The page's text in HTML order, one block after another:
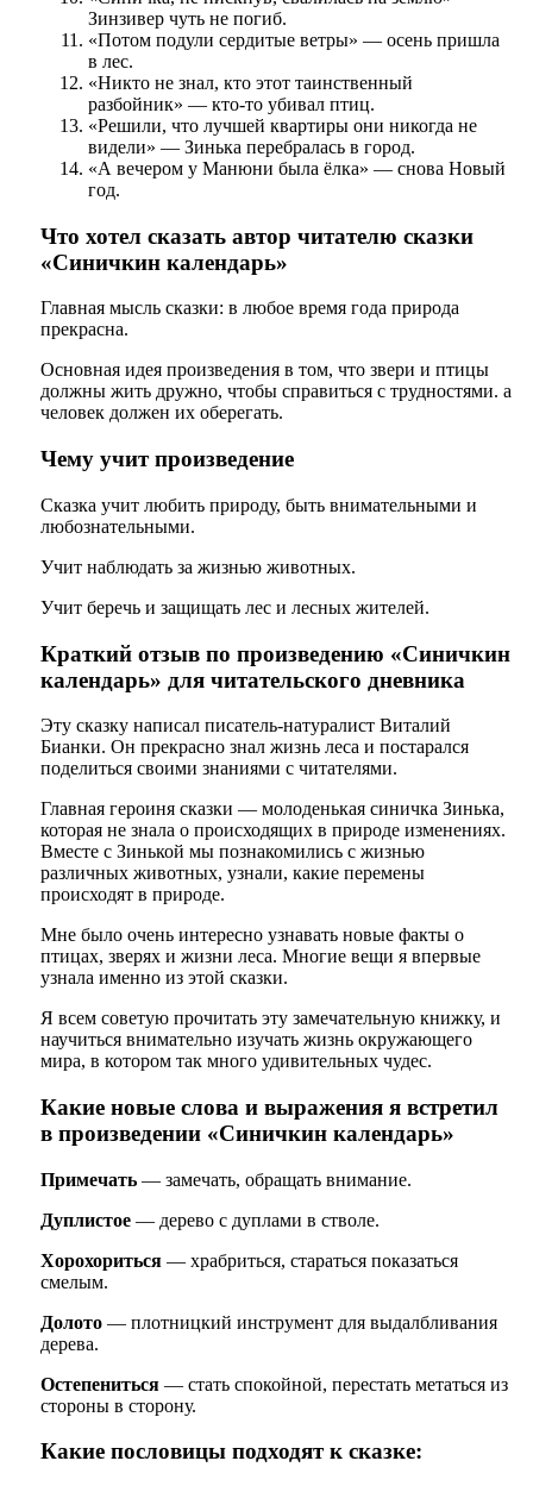
Зинзивер чуть не погиб.
«Потом подули сердитые ветры» — осень пришла
в лес.
«Никто не знал, кто этот таинственный
разбойник» — кто-то убивал птиц.
«Решили, что лучшей квартиры они никогда не
видели» — Зинька перебралась в город.
«А вечером у Манюни была ёлка» — снова Новый
год.
Что хотел сказать автор читателю сказки
«Синичкин календарь»
Главная мысль сказки: в любое время года природа
прекрасна.
Основная идея произведения в том, что звери и птицы
должны жить дружно, чтобы справиться с трудностями. а
человек должен их оберегать.
Чему учит произведение
Сказка учит любить природу, быть внимательными и
любознательными.
Учит наблюдать за жизнью животных.
Учит беречь и защищать лес и лесных жителей.
Краткий отзыв по произведению «Синичкин
календарь» для читательского дневника
Эту сказку написал писатель-натуралист Виталий
Бианки. Он прекрасно знал жизнь леса и постарался
поделиться своими знаниями с читателями.
Главная героиня сказки — молоденькая синичка Зинька,
которая не знала о происходящих в природе изменениях.
Вместе с Зинькой мы познакомились с жизнью
различных животных, узнали, какие перемены
происходят в природе.
Мне было очень интересно узнавать новые факты о
птицах, зверях и жизни леса. Многие вещи я впервые
узнала именно из этой сказки.
Я всем советую прочитать эту замечательную книжку, и
научиться внимательно изучать жизнь окружающего
мира, в котором так много удивительных чудес.
Какие новые слова и выражения я встретил
в произведении «Синичкин календарь»
Примечать— замечать, обращать внимание.
Дуплистое— дерево с дуплами в стволе.
Хорохориться— храбриться, стараться показаться
смелым.
Долото— плотницкий инструмент для выдалбливания
дерева.
Остепениться— стать спокойной, перестать метаться из
стороны в сторону.
Какие пословицы подходят к сказке: